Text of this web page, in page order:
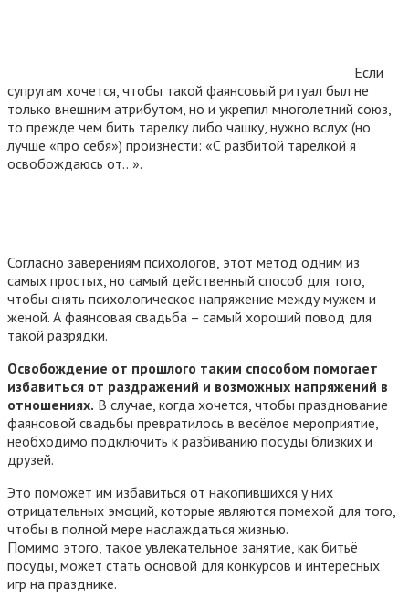
Если
супругам хочется, чтобы такой фаянсовый ритуал был не
только внешним атрибутом, но и укрепил многолетний союз,
то прежде чем бить тарелку либо чашку, нужно вслух (но
лучше «про себя») произнести: «С разбитой тарелкой я
освобождаюсь от…».
Согласно заверениям психологов, этот метод одним из
самых простых, но самый действенный способ для того,
чтобы снять психологическое напряжение между мужем и
женой. А фаянсовая свадьба – самый хороший повод для
такой разрядки.
Освобождение от прошлого таким способом помогает
избавиться от раздражений и возможных напряжений в
отношениях. В случае, когда хочется, чтобы празднование
фаянсовой свадьбы превратилось в весёлое мероприятие,
необходимо подключить к разбиванию посуды близких и
друзей.
Это поможет им избавиться от накопившихся у них
отрицательных эмоций, которые являются помехой для того,
чтобы в полной мере наслаждаться жизнью.
Помимо этого, такое увлекательное занятие, как битьё
посуды, может стать основой для конкурсов и интересных
игр на празднике.